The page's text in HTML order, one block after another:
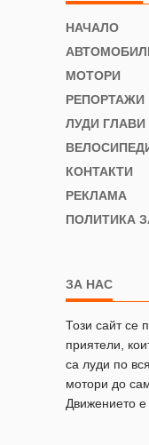
НАЧАЛО
МОТОРИ
РЕПОРТАЖИ
ЛУДИ ГЛАВИ
КОНТАКТИ
РЕКЛАМА
ПОЛИТИКА
ЗА НАС
Този сайт се
приятели,
са луди по
мотори до
Движението е